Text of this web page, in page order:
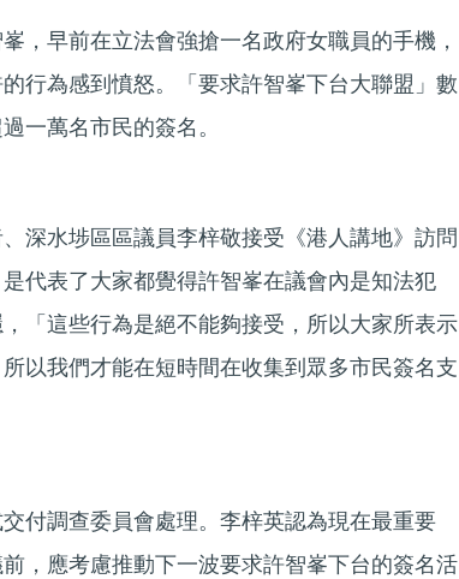
，早前在立法會強搶一名政府女職員的手機，
行為感到憤怒。「要求許智峯下台大聯盟」數
一萬名市民的簽名。
深水埗區區議員李梓敬接受《港人講地》訪問
代表了大家都覺得許智峯在議會內是知法犯
「這些行為是絕不能夠接受，所以大家所表示
以我們才能在短時間在收集到眾多市民簽名支
付調查委員會處理。李梓英認為現在最重要
，應考慮推動下一波要求許智峯下台的簽名活